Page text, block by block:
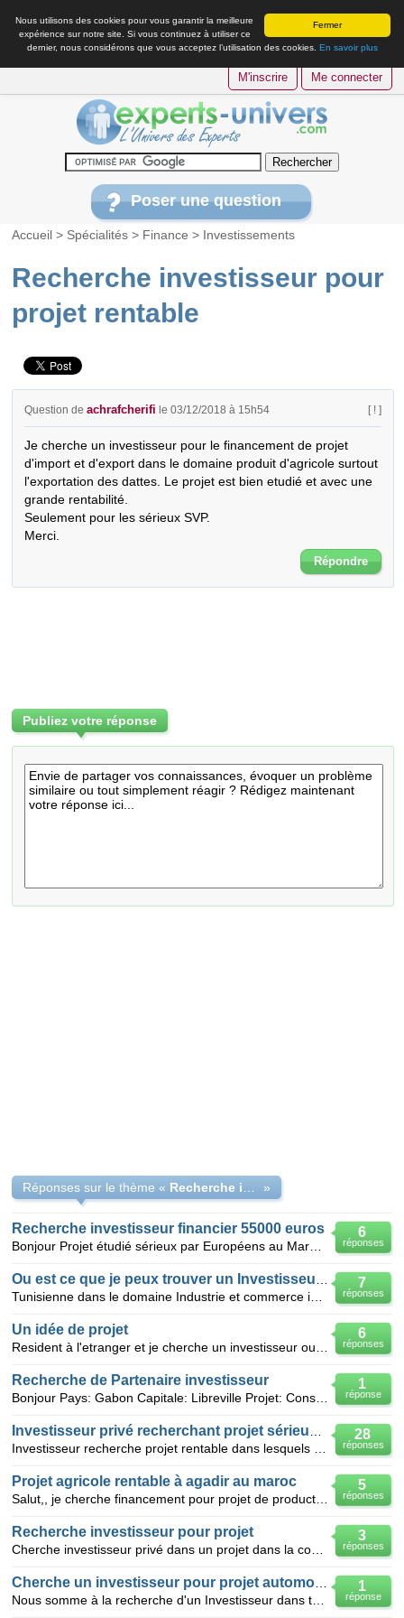
Fermer
Nous utilisons des cookies pour vous garantir la meilleure
expérience sur notre site. Si vous continuez à utiliser ce
dernier, nous considérons que vous acceptez l’utilisation des cookies. En savoir plus
M'inscrire Me connecter
Poser une question
Accueil > Spécialités > Finance > Investissements
Recherche investisseur pour
projet rentable
Question deachrafcherifi le 03/12/2018 à 15h54 [ ! ]
Je cherche un investisseur pour le financement de projet
d'import et d'export dans le domaine produit d'agricole surtout
l'exportation des dattes. Le projet est bien etudié et avec une
grande rentabilité.
Seulement pour les sérieux SVP.
Merci.
Répondre
Publiez votre réponse
Réponses sur le thème « »
6
réponses
Recherche investisseur financier 55000 euros
7
réponses
6
réponses
Un idée de projet
1
réponse
Recherche de Partenaire investisseur
28
réponses
5
réponses
Projet agricole rentable à agadir au maroc
3
réponses
Recherche investisseur pour projet
1
réponse